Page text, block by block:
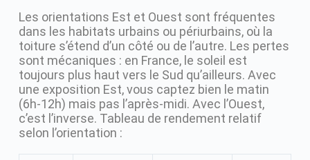
Les orientations Est et Ouest sont fréquentes
dans les habitats urbains ou périurbains, où la
toiture s’étend d’un côté ou de l’autre. Les pertes
sont mécaniques : en France, le soleil est
toujours plus haut vers le Sud qu’ailleurs. Avec
une exposition Est, vous captez bien le matin
(6h-12h) mais pas l’après-midi. Avec l’Ouest,
c’est l’inverse. Tableau de rendement relatif
selon l’orientation :